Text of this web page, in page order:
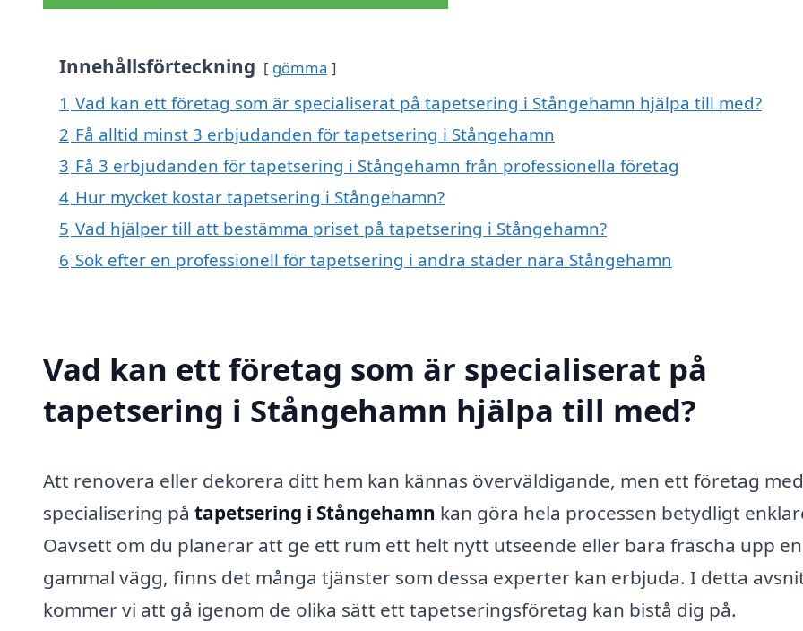
Innehållsförteckning gömma
1 Vad kan ett företag som är specialiserat på tapetsering i Stångehamn hjälpa till med?
2 Få alltid minst 3 erbjudanden för tapetsering i Stångehamn
3 Få 3 erbjudanden för tapetsering i Stångehamn från professionella företag
4 Hur mycket kostar tapetsering i Stångehamn?
5 Vad hjälper till att bestämma priset på tapetsering i Stångehamn?
6 Sök efter en professionell för tapetsering i andra städer nära Stångehamn
Vad kan ett företag som är specialiserat på
tapetsering i Stångehamn hjälpa till med?
Att renovera eller dekorera ditt hem kan kännas överväldigande, men ett företag med
specialisering på tapetsering i Stångehamn kan göra hela processen betydligt
Oavsett om du planerar att ge ett rum ett helt nytt utseende eller bara fräscha upp en
gammal vägg, finns det många tjänster som dessa experter kan erbjuda. I detta
kommer vi att gå igenom de olika sätt ett tapetseringsföretag kan bistå dig på.